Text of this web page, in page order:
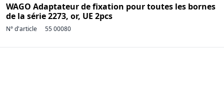
WAGO Adaptateur de fixation pour toutes les bornes
de la série 2273, or, UE 2pcs
N° d'article 55 00080